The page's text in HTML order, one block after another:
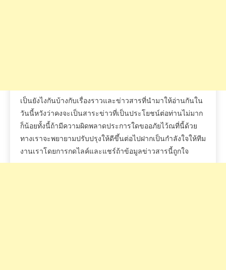
เป็นยังไงกันบ้างกับเรื่องราวและข่าวสารที่นำมาให้อ่านกันใน
วันนี้หวังว่าคงจะเป็นสาระข่าวที่เป็นประโยชน์ต่อท่านไม่มาก
ก็น้อยทั้งนี้ถ้ามีความผิดพลาดประการใดขออภัยไว้ณที่นี้ด้วย
ทางเราจะพยายามปรับปรุงให้ดีขึ้นต่อไปฝากเป็นกำลังใจให้ทีม
งานเราโดยการกดไลค์และแชร์ถ้าข้อมูลข่าวสารนี้ถูกใจ